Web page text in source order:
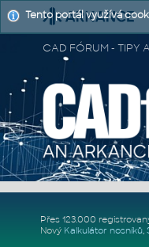
CAD FÓRUM - TIPY
Přes 123.000
Nový Kalkulátor nosníků,
Tento portál využívá